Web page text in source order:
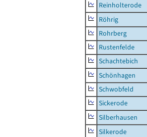
Reinholterode
Röhrig
Rohrberg
Rustenfelde
Schachtebich
Schönhagen
Schwobfeld
Sickerode
Silberhausen
Silkerode